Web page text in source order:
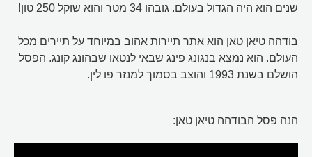
שנים הוא היה הגדול בעולם. גובהו 34 מטר והוא שוקל 250 טון!
בודהה טיאן טאן הוא אתר תיירות אהוב במיוחד על תיירים מכל
העולם. הוא נמצא בנגונג פינג שבאי לנטאו שבהונג קונג. הפסל
הושלם בשנת 1993 והוצב בסמוך למנזר פו לין.
הנה פסל הבודהה טיאן טאן: